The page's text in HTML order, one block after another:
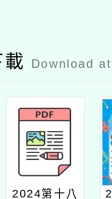
Download
2024第十八